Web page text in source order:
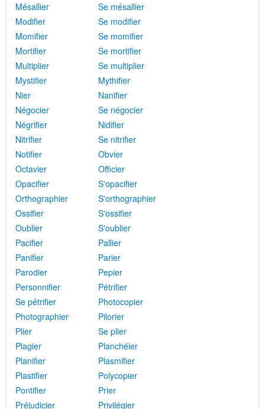
Mésallier
Se mésallier
Modifier
Se modifier
Momifier
Se momifier
Mortifier
Se mortifier
Multiplier
Se multiplier
Mystifier
Mythifier
Nier
Nanifier
Négocier
Se négocier
Négrifier
Nidifier
Nitrifier
Se nitrifier
Notifier
Obvier
Octavier
Officier
Opacifier
S'opacifier
Orthographier
S'orthographier
Ossifier
S'ossifier
Oublier
S'oublier
Pacifier
Pallier
Panifier
Parier
Parodier
Pepier
Personnifier
Pétrifier
Se pétrifier
Photocopier
Photographier
Pilorier
Plier
Se plier
Plagier
Planchéier
Planifier
Plasmifier
Plastifier
Polycopier
Pontifier
Prier
Préjudicier
Privilégier